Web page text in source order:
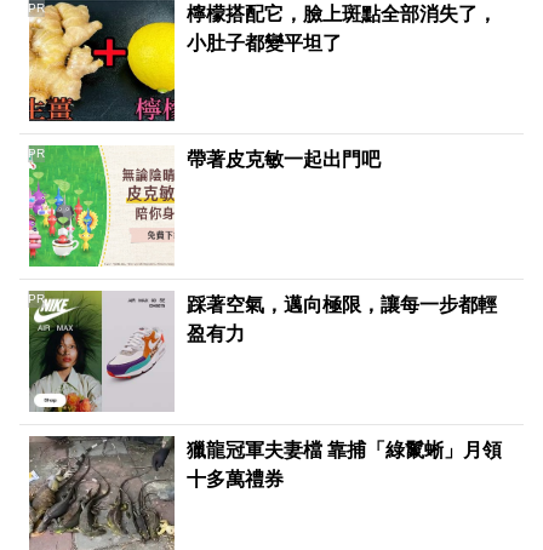
檸檬搭配它，臉上斑點全部消失了，
小肚子都變平坦了
PR
帶著皮克敏一起出門吧
PR
踩著空氣，邁向極限，讓每一步都輕
盈有力
PR
獵龍冠軍夫妻檔 靠捕「綠鬣蜥」月領
十多萬禮券